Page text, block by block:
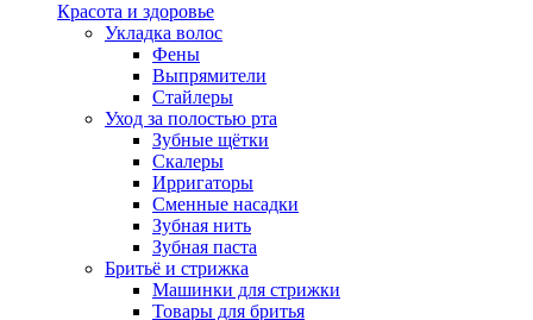
Красота и здоровье
Укладка волос
Фены
Выпрямители
Стайлеры
Уход за полостью рта
Зубные щётки
Скалеры
Ирригаторы
Сменные насадки
Зубная нить
Зубная паста
Бритьё и стрижка
Машинки для стрижки
Товары для бритья